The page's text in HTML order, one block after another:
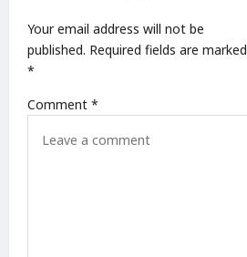
n
Your email address will not be
published. Required fields are marked
*
Comment *